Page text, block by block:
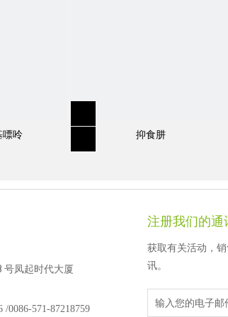
嘌呤 抑食肼
号凤起时代大厦
/0086-571-87218759
注册我们的通
获取有关活动，
讯。